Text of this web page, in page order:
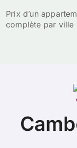
Prix d’un
complète par ville